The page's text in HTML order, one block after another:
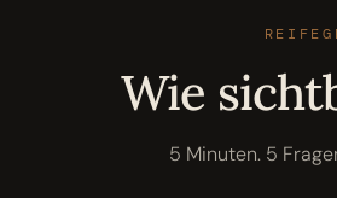
Wie
5 Minuten. 5